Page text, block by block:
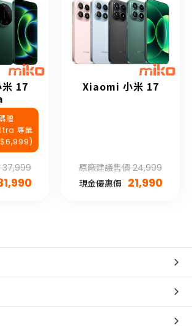
17
贈
專業
$6,999)
37,999
Xiaomi 小米 17
原廠建議售價 24,999
現金優惠價 21,990